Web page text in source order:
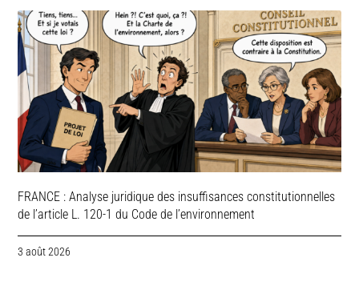
FRANCE : Analyse juridique des insuffisances constitutionnelles
de l’article L. 120-1 du Code de l’environnement
3 août 2026